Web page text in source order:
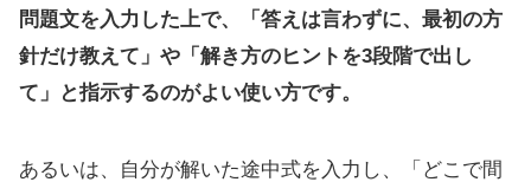
問題文を入力した上で、「答えは言わずに、最初の方
針だけ教えて」や「解き方のヒントを3段階で出し
て」と指示するのがよい使い方です。
あるいは、自分が解いた途中式を入力し、「どこで間